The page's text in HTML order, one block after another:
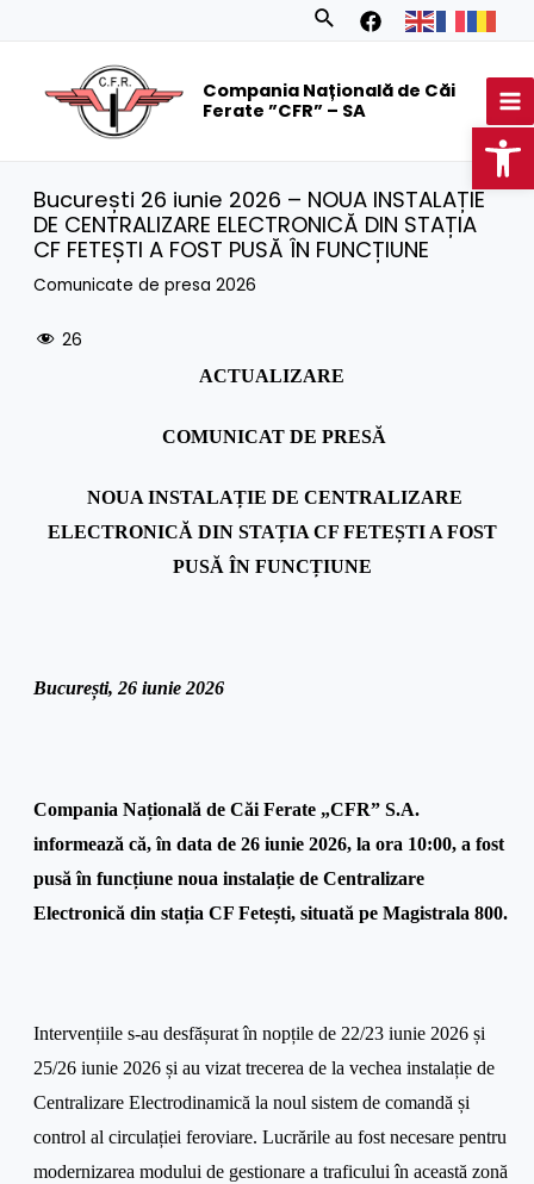
Search
Compania Națională de Căi
Ferate ”CFR” – SA
București 26 iunie 2026 – NOUA INSTALAȚIE
DE CENTRALIZARE ELECTRONICĂ DIN STAȚIA
CF FETEȘTI A FOST PUSĂ ÎN FUNCȚIUNE
Comunicate de presa 2026
26
ACTUALIZARE
COMUNICAT DE PRESĂ
NOUA INSTALAȚIE DE CENTRALIZARE
ELECTRONICĂ DIN STAȚIA CF FETEȘTI A FOST
PUSĂ ÎN FUNCȚIUNE
București, 26 iunie 2026
Compania Națională de Căi Ferate „CFR” S.A.
informează că, în data de 26 iunie 2026, la ora 10:00, a fost
pusă în funcțiune noua instalație de Centralizare
Electronică din stația CF Fetești, situată pe Magistrala 800.
Intervențiile s-au desfășurat în nopțile de 22/23 iunie 2026 și
25/26 iunie 2026 și au vizat trecerea de la vechea instalație de
Centralizare Electrodinamică la noul sistem de comandă și
control al circulației feroviare. Lucrările au fost necesare pentru
modernizarea modului de gestionare a traficului în această zonă